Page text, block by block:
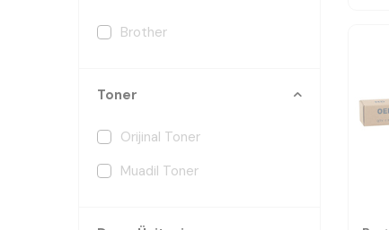
Brother
Toner
Orijinal Toner
Muadil Toner